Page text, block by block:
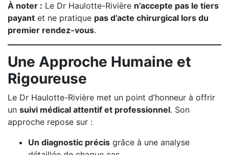
À noter : Le Dr Haulotte-Rivière n’accepte pas le tiers
payant et ne pratique pas d’acte chirurgical lors du
premier rendez-vous.
Une Approche Humaine et
Rigoureuse
Le Dr Haulotte-Rivière met un point d’honneur à offrir
un suivi médical attentif et professionnel. Son
approche repose sur :
Un diagnostic précis grâce à une analyse